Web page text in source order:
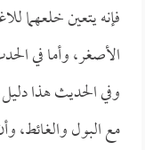
فإنه يتعين خلعهما
الأصغر، وأما في
وفي الحديث هذا
مع البول